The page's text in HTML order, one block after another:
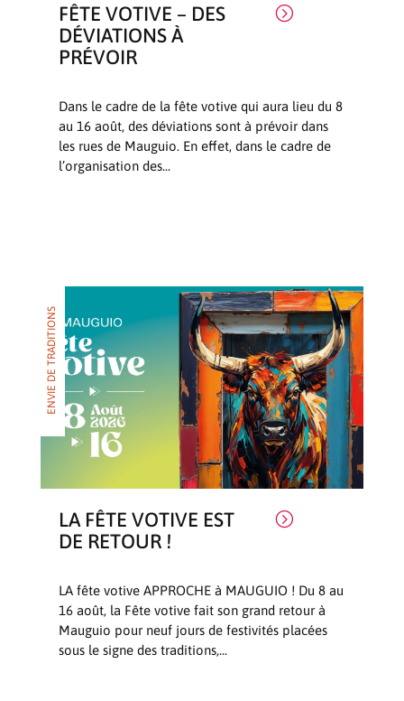
FÊTE VOTIVE – DES
DÉVIATIONS À
PRÉVOIR
=
Dans le cadre de la fête votive qui aura lieu du 8
au 16 août, des déviations sont à prévoir dans
les rues de Mauguio. En effet, dans le cadre de
l’organisation des...
ENVIE DE TRADITIONS
LA FÊTE VOTIVE EST
DE RETOUR !
=
LA fête votive APPROCHE à MAUGUIO ! Du 8 au
16 août, la Fête votive fait son grand retour à
Mauguio pour neuf jours de festivités placées
sous le signe des traditions,...